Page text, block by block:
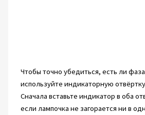
Чтобы точно убедиться, есть ли
используйте индикаторную
Сначала вставьте индикатор в оба
если лампочка не загорается ни в